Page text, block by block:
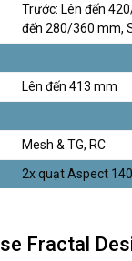
Trước: Lên đến
đến 280/360 mm,
Lên đến 413 mm
Mesh & TG, RC
2x quạt Aspect
Fractal